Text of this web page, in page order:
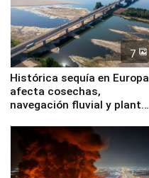
7
Histórica sequía en Europa
afecta cosechas,
navegación fluvial y plantas